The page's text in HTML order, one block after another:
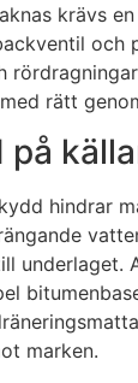
krävs
och
rätt
på
hindrar
underlaget.
marken.